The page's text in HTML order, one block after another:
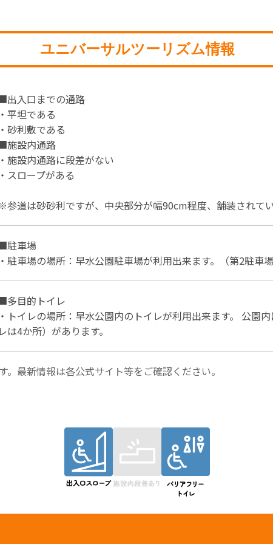
ユニバーサルツーリズム情報
出入口までの通路
・平坦である
・砂利敷である
施設内通路
・施設内通路に段差がない
・スロープがある
参道は砂砂利ですが、中央部分が幅90cm程度、舗装されてい
駐車場
・駐車場の場所：早水公園駐車場が利用出来ます。（第2駐車場
多目的トイレ
・トイレの場所：早水公園内のトイレが利用出来ます。 公園
レは4か所）があります。
最新情報は各公式サイト等をご確認ください。